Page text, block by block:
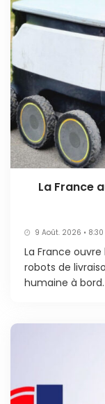
La France
9 Août. 2026 • 8:30
La France
robots de
humaine à bord.